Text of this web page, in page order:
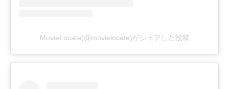
MovieLocate(@movielocate)がシェアした投稿